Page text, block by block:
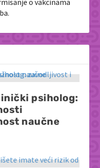
o vakcinama
psiholog:
naučne